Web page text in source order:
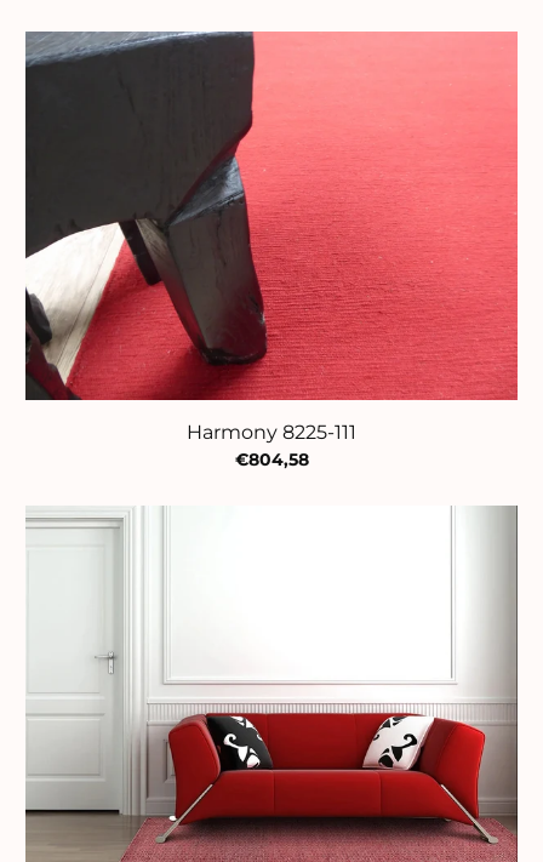
Harmony 8225-111
€804,58